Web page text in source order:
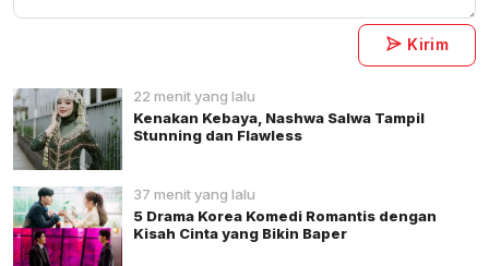
Kirim
22 menit yang lalu
Kenakan Kebaya, Nashwa Salwa Tampil
Stunning dan Flawless
37 menit yang lalu
5 Drama Korea Komedi Romantis dengan
Kisah Cinta yang Bikin Baper